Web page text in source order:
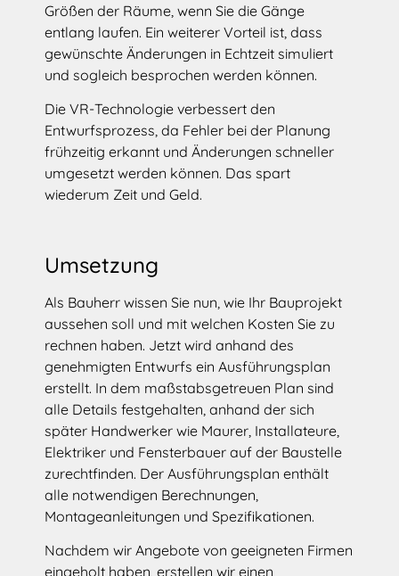
Größen der Räume, wenn Sie die Gänge
entlang laufen. Ein weiterer Vorteil ist, dass
gewünschte Änderungen in Echtzeit simuliert
und sogleich besprochen werden können.
Die VR-Technologie verbessert den
Entwurfsprozess, da Fehler bei der Planung
frühzeitig erkannt und Änderungen schneller
umgesetzt werden können. Das spart
wiederum Zeit und Geld.
Umsetzung
Als Bauherr wissen Sie nun, wie Ihr Bauprojekt
aussehen soll und mit welchen Kosten Sie zu
rechnen haben. Jetzt wird anhand des
genehmigten Entwurfs ein Ausführungsplan
erstellt. In dem maßstabsgetreuen Plan sind
alle Details festgehalten, anhand der sich
später Handwerker wie Maurer, Installateure,
Elektriker und Fensterbauer auf der Baustelle
zurechtfinden. Der Ausführungsplan enthält
alle notwendigen Berechnungen,
Montageanleitungen und Spezifikationen.
Nachdem wir Angebote von geeigneten Firmen
eingeholt haben, erstellen wir einen